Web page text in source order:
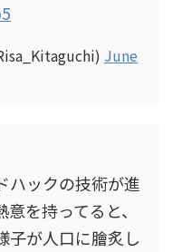
June
ハックの技術が進
を持ってると、
子が人口に膾炙し